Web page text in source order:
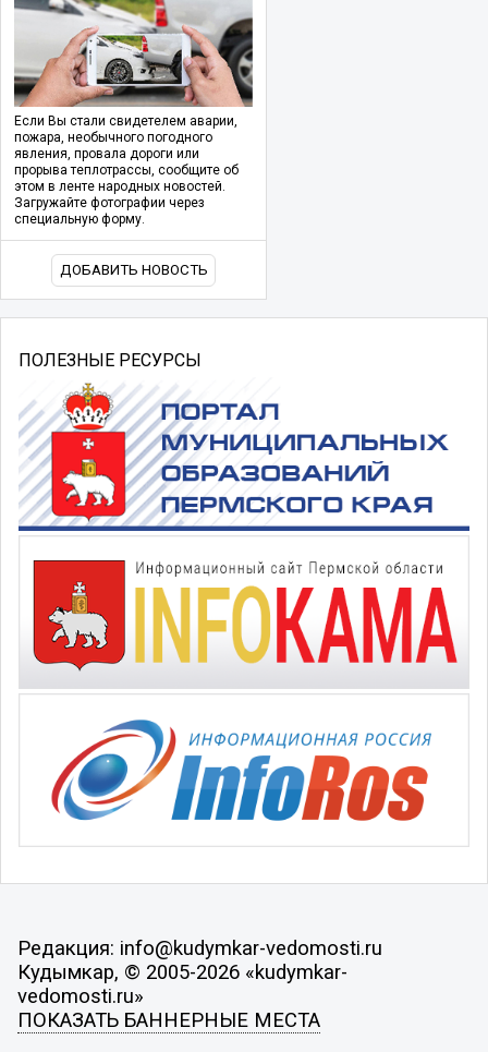
Если Вы стали свидетелем аварии,
пожара, необычного погодного
явления, провала дороги или
прорыва теплотрассы, сообщите об
этом в ленте народных новостей.
Загружайте фотографии через
специальную форму.
ДОБАВИТЬ НОВОСТЬ
ПОЛЕЗНЫЕ РЕСУРСЫ
Редакция: info@kudymkar-vedomosti.ru
Кудымкар, © 2005-2026 «kudymkar-
vedomosti.ru»
ПОКАЗАТЬ БАННЕРНЫЕ МЕСТА